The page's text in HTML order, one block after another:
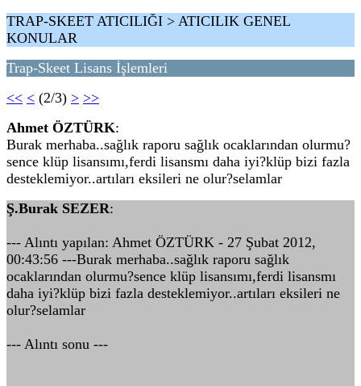
TRAP-SKEET ATICILIĞI > ATICILIK GENEL
KONULAR
Trap-Skeet Lisans İşlemleri
<< < (2/3) > >>
Ahmet ÖZTÜRK:
Burak merhaba..sağlık raporu sağlık ocaklarından olurmu?
sence klüp lisansımı,ferdi lisansmı daha iyi?klüp bizi fazla
desteklemiyor..artıları eksileri ne olur?selamlar
Ş.Burak SEZER:
--- Alıntı yapılan: Ahmet ÖZTÜRK - 27 Şubat 2012,
00:43:56 ---Burak merhaba..sağlık raporu sağlık
ocaklarından olurmu?sence klüp lisansımı,ferdi lisansmı
daha iyi?klüp bizi fazla desteklemiyor..artıları eksileri ne
olur?selamlar
--- Alıntı sonu ---